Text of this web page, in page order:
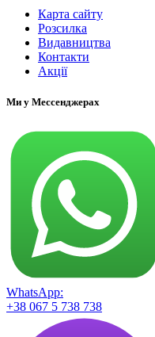
Карта сайту
Розсилка
Видавництва
Контакти
Акції
Ми у Мессенджерах
WhatsApp:
+38 067 5 738 738